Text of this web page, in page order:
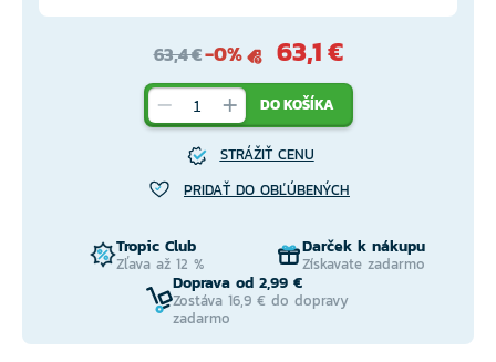
63,4 €-0% 63,1 €
DO KOŠÍKA
STRÁŽIŤ CENU
PRIDAŤ DO OBĽÚBENÝCH
Tropic Club
Zľava až 12 %
Darček k nákupu
Získavate zadarmo
Doprava od 2,99 €
Zostáva 16,9 € do dopravy
zadarmo